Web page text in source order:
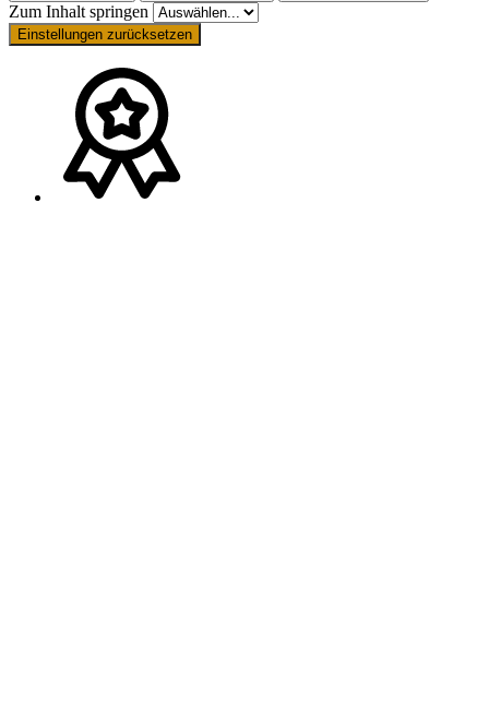
Zum Inhalt springen
Einstellungen zurücksetzen